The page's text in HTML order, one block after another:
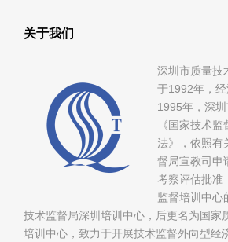
关于我们
深圳市质量技
于1992年，经
1995年，深
《国家技术
法》，依照有
督局宣教司申
考察评估批准
监督培训中心
技术监督局深圳培训中心，后更名为国家
培训中心，致力于开展技术监督外向型经